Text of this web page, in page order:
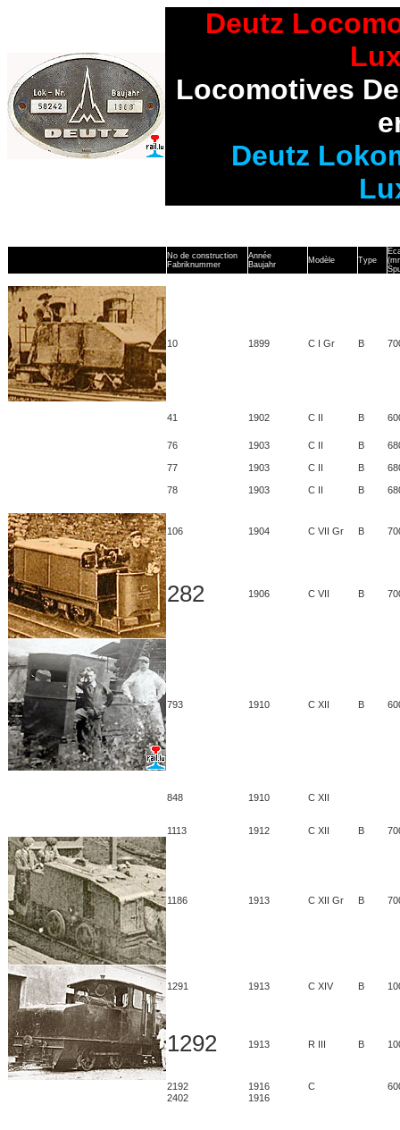
Deutz
Locomotives
Deutz
No de construction
Fabriknummer
Année
Baujahr
Modèle Type
10 1899 C I Gr B
41 1902 C II B
76 1903 C II B
77 1903 C II B
78 1903 C II B
106 1904 C VII Gr B
282 1906 C VII B
793 1910 C XII B
848 1910 C XII
1113 1912 C XII B
1186 1913 C XII Gr B
1291 1913 C XIV B
1292 1913 R III B
2192 1916 C
2402
1916